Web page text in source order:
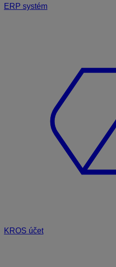
ERP systém
KROS účet